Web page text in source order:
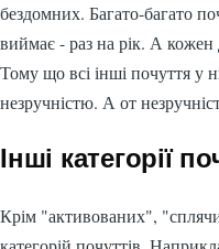
бездомних. Багато-багато
виймає - раз на рік. А кожен
Тому що всі інші почуття у
незручністю. А от
Інші категорії
Крім "активованих",